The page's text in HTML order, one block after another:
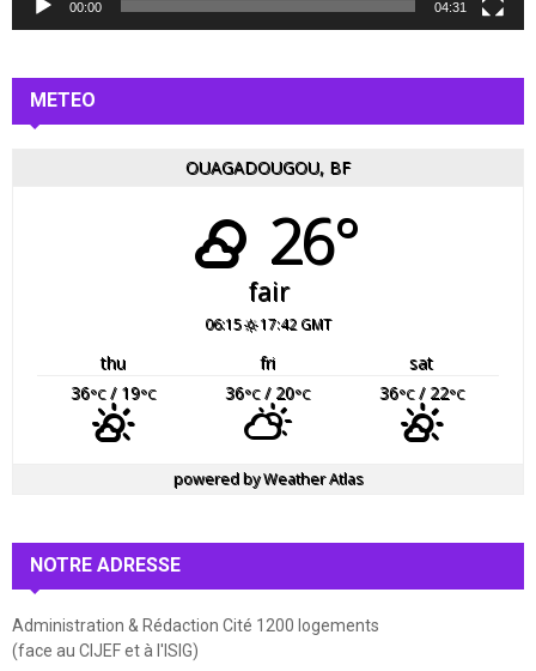
o
00:00 04:31
METEO
OUAGADOUGOU, BF
26°
fair
06:15 17:42 GMT
thu fri
sat
36°C/ 19°C 36°C/ 20°C 36°C/ 22°C
powered byWeather Atlas
NOTRE ADRESSE
Administration & Rédaction Cité 1200 logements
(face au CIJEF et à l'ISIG)